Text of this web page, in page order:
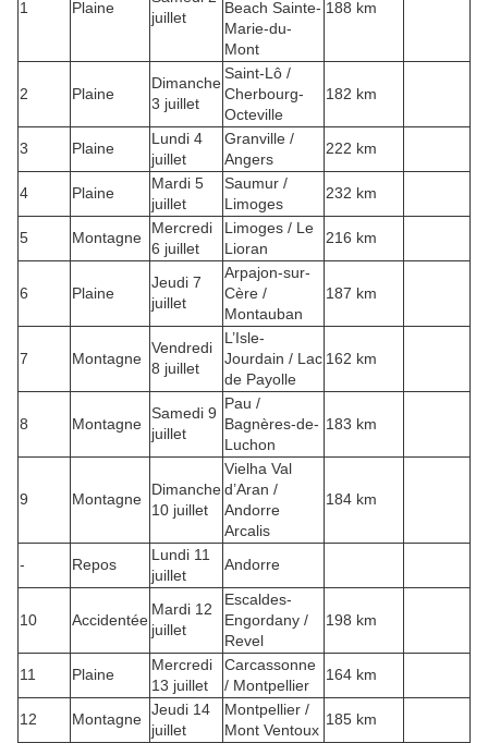
1 Plaine
juillet
Beach Sainte-
Marie-du-
Mont
188 km
2 Plaine
Dimanche
3 juillet
Saint-Lô /
Cherbourg-
Octeville
182 km
3 Plaine
Lundi 4
juillet
Granville /
Angers
222 km
4 Plaine
Mardi 5
juillet
Saumur /
Limoges
232 km
5 Montagne
Mercredi
6 juillet
Limoges / Le
Lioran
216 km
6 Plaine
Jeudi 7
juillet
Arpajon-sur-
Cère /
Montauban
187 km
7 Montagne
Vendredi
8 juillet
L’Isle-
Jourdain / Lac
de Payolle
162 km
8 Montagne
Samedi 9
juillet
Pau /
Bagnères-de-
Luchon
183 km
9 Montagne
Dimanche
10 juillet
Vielha Val
d’Aran /
Andorre
Arcalis
184 km
- Repos
Lundi 11
juillet
Andorre
10 Accidentée
Mardi 12
juillet
Escaldes-
Engordany /
Revel
198 km
11 Plaine
Mercredi
13 juillet
Carcassonne
/ Montpellier
164 km
12 Montagne
Jeudi 14
juillet
Montpellier /
Mont Ventoux
185 km